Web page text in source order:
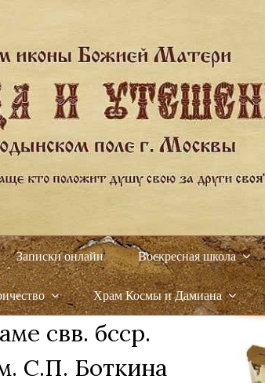
Записки онлайн Воскресная школа
Храм Космы и Дамиана
свв. бсср.
С.П. Боткина